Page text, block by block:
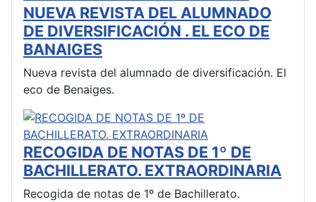
NUEVA REVISTA DEL ALUMNADO
DE DIVERSIFICACIÓN . EL ECO DE
BANAIGES
Nueva revista del alumnado de diversificación. El
eco de Benaiges.
RECOGIDA DE NOTAS DE 1º DE
BACHILLERATO. EXTRAORDINARIA
Recogida de notas de 1º de Bachillerato.